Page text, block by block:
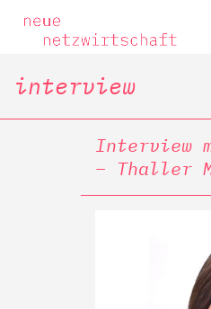
interview
Interview
– Thaller